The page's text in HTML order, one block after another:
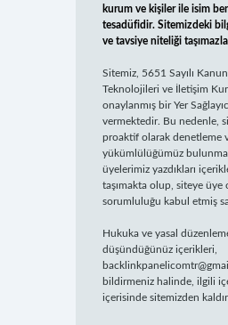
kurum ve kişiler ile isim
tesadüfidir. Sitemizdeki
ve tavsiye niteliği
Sitemiz, 5651 Sayılı
Teknolojileri ve İletişim
onaylanmış bir Yer
vermektedir. Bu nedenle,
proaktif olarak denetleme
yükümlülüğümüz
üyelerimiz yazdıkları
taşımakta olup, siteye üye
sorumluluğu kabul etmiş
Hukuka ve yasal
düşündüğünüz içerikleri,
bildirmeniz halinde, ilgili
içerisinde sitemizden